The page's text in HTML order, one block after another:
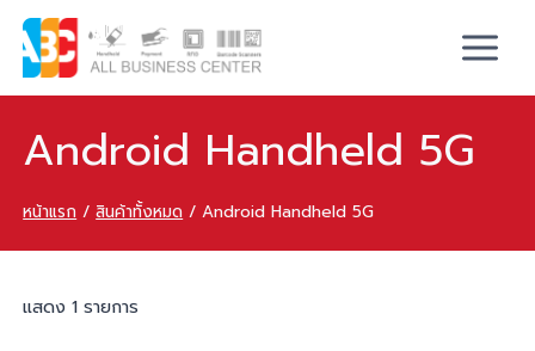
Android Handheld 5G
หน้าแรก / สินค้าทั้งหมด / Android Handheld 5G
แสดง 1 รายการ